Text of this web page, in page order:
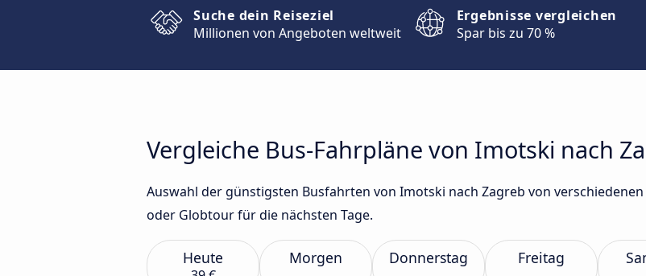
Suche dein Reiseziel
Millionen von Angeboten weltweit
Ergebnisse vergleichen
Spar bis zu 70 %
Vergleiche Bus-Fahrpläne von Imotski nach
Auswahl der günstigsten Busfahrten von Imotski nach Zagreb von
oder Globtour für die nächsten Tage.
Heute Morgen Donnerstag Freitag